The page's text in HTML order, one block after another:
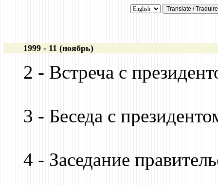
1999 - 11 (ноябрь)
2 - Встреча с
3 - Беседа с
4 - Заседание